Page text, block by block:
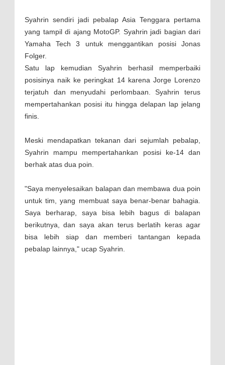
Syahrin sendiri jadi pebalap Asia Tenggara pertama
yang tampil di ajang MotoGP. Syahrin jadi bagian dari
Yamaha Tech 3 untuk menggantikan posisi Jonas
Folger.
Satu lap kemudian Syahrin berhasil memperbaiki
posisinya naik ke peringkat 14 karena Jorge Lorenzo
terjatuh dan menyudahi perlombaan. Syahrin terus
mempertahankan posisi itu hingga delapan lap jelang
finis.
Meski mendapatkan tekanan dari sejumlah pebalap,
Syahrin mampu mempertahankan posisi ke-14 dan
berhak atas dua poin.
"Saya menyelesaikan balapan dan membawa dua poin
untuk tim, yang membuat saya benar-benar bahagia.
Saya berharap, saya bisa lebih bagus di balapan
berikutnya, dan saya akan terus berlatih keras agar
bisa lebih siap dan memberi tantangan kepada
pebalap lainnya," ucap Syahrin.